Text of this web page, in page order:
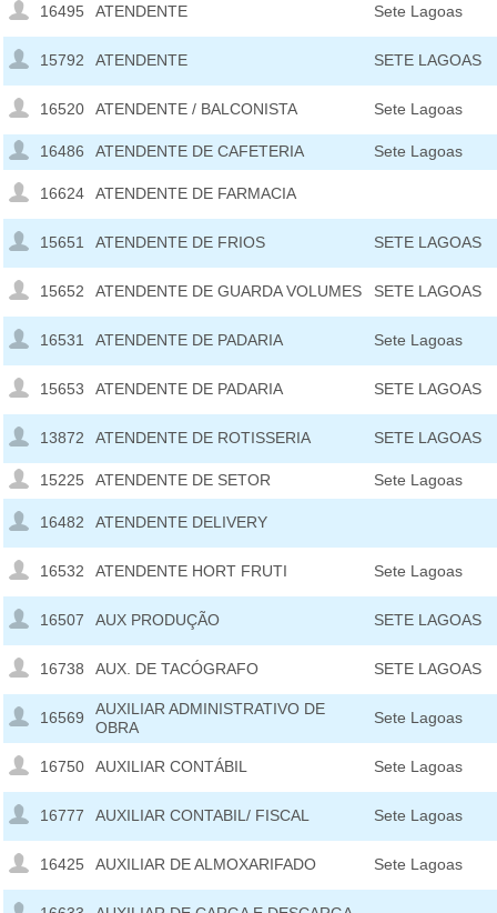
16495 ATENDENTE Sete Lagoas
15792 ATENDENTE SETE LAGOAS
16520 ATENDENTE / BALCONISTA Sete Lagoas
16486 ATENDENTE DE CAFETERIA Sete Lagoas
16624 ATENDENTE DE FARMACIA
15651 ATENDENTE DE FRIOS SETE LAGOAS
15652 ATENDENTE DE GUARDA VOLUMES SETE LAGOAS
16531 ATENDENTE DE PADARIA Sete Lagoas
15653 ATENDENTE DE PADARIA SETE LAGOAS
13872 ATENDENTE DE ROTISSERIA SETE LAGOAS
15225 ATENDENTE DE SETOR Sete Lagoas
16482 ATENDENTE DELIVERY
16532 ATENDENTE HORT FRUTI Sete Lagoas
16507 AUX PRODUÇÃO SETE LAGOAS
16738 AUX. DE TACÓGRAFO SETE LAGOAS
16569
AUXILIAR ADMINISTRATIVO DE
OBRA
Sete Lagoas
16750 AUXILIAR CONTÁBIL Sete Lagoas
16777 AUXILIAR CONTABIL/ FISCAL Sete Lagoas
16425 AUXILIAR DE ALMOXARIFADO Sete Lagoas